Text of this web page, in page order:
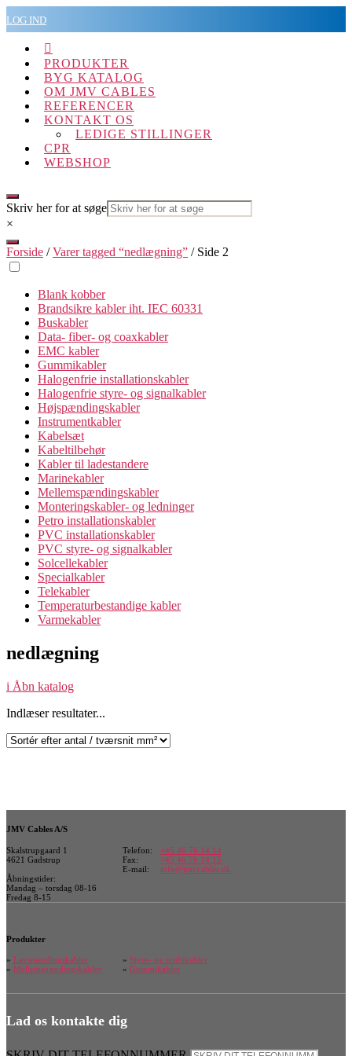
til
indholdet
LOG IND

PRODUKTER
BYG KATALOG
OM JMV CABLES
REFERENCER
KONTAKT OS
LEDIGE STILLINGER
CPR
WEBSHOP
Skriv her for at søge
×
Forside /Varer tagged “nedlægning” / Side 2
Blank kobber
Brandsikre kabler iht. IEC 60331
Buskabler
Data- fiber- og coaxkabler
EMC kabler
Gummikabler
Halogenfrie installationskabler
Halogenfrie styre- og signalkabler
Højspændingskabler
Instrumentkabler
Kabelsæt
Kabeltilbehør
Kabler til ladestandere
Marinekabler
Mellemspændingskabler
Monteringskabler- og ledninger
Petro installationskabler
PVC installationskabler
PVC styre- og signalkabler
Solcellekabler
Specialkabler
Telekabler
Temperaturbestandige kabler
Varmekabler
nedlægning
i Åbn katalog
Indlæser resultater...
JMV Cables A/S
Skalstrupgaard 1
4621 Gadstrup
Telefon:
Fax:
E-mail:
+45 46 76 14 14
+45 46 76 14 15
info@jmvcables.dk
Åbningstider:
Mandag – torsdag 08-16
Fredag 8-15
Produkter
» Lavspændingskabler
» Mellemspændingskabler
» Styre- og multikabler
» Gummikabler
Lad os kontakte dig